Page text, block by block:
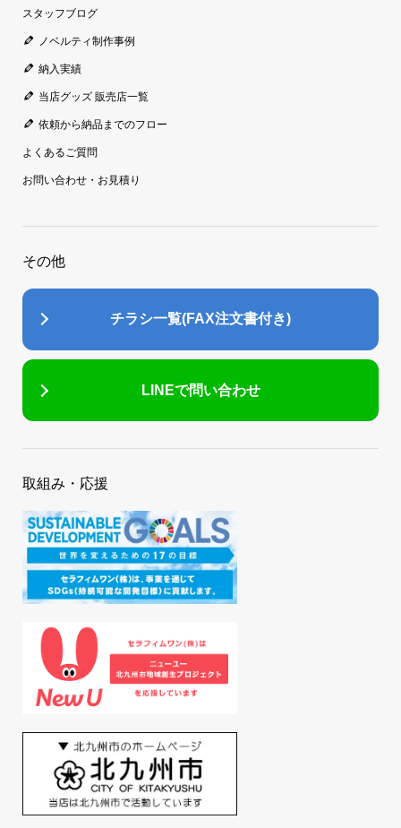
スタッフブログ
ノベルティ制作事例
納入実績
当店グッズ 販売店一覧
依頼から納品までのフロー
よくあるご質問
お問い合わせ・お見積り
その他
チラシ一覧(FAX注文書付き)
LINEで問い合わせ
取組み・応援